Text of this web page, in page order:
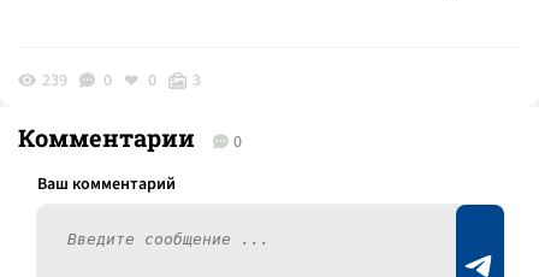
239 0 0 3
Комментарии 0